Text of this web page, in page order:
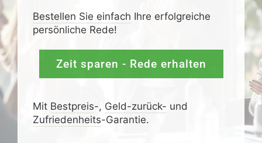
Bestellen Sie einfach Ihre erfolgreiche
persönliche Rede!
Zeit sparen - Rede erhalten
Mit Bestpreis-, Geld-zurück- und
Zufrieden­­heits-Garantie.